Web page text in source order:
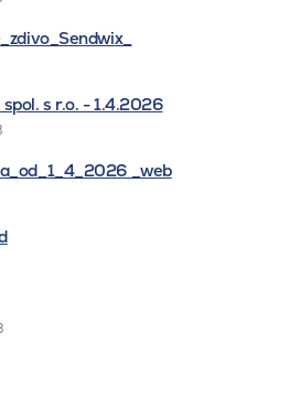
spol. s r.o. - 1.4.2026
_web